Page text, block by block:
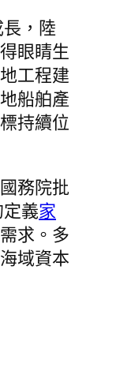
，陸
眼睛生
工程建
船舶產
持續位
務院批
義家
求。多
域資本